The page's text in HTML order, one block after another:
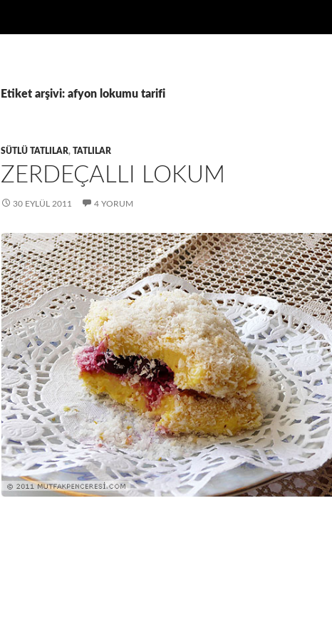
Etiket arşivi: afyon lokumu tarifi
SÜTLÜ TATLILAR, TATLILAR
ZERDEÇALLI LOKUM
30 EYLÜL 2011 4 YORUM